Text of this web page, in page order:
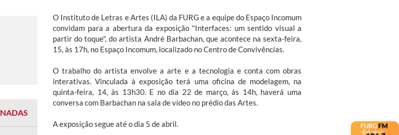
O Instituto de Letras e Artes (ILA) da FURG e a equipe do Espaço Incomum
convidam para a abertura da exposição "Interfaces: um sentido visual a
partir do toque", do artista André Barbachan, que acontece na sexta-feira,
15, às 17h, no Espaço Incomum, localizado no Centro de Convivências.
O trabalho do artista envolve a arte e a tecnologia e conta com obras
interativas. Vinculada à exposição terá uma oficina de modelagem, na
quinta-feira, 14, às 13h30. E no dia 22 de março, às 14h, haverá uma
conversa com Barbachan na sala de vídeo no prédio das Artes.
A exposição segue até o dia 5 de abril.